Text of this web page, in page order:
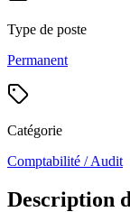
Type de poste
Permanent
Catégorie
Comptabilité / Audit
Description